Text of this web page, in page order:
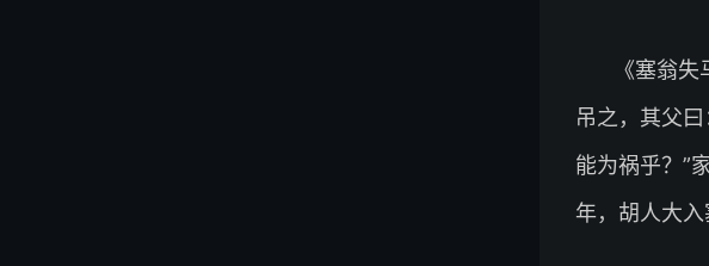
《塞翁
吊之，其父
能为祸乎？”
年，胡人大